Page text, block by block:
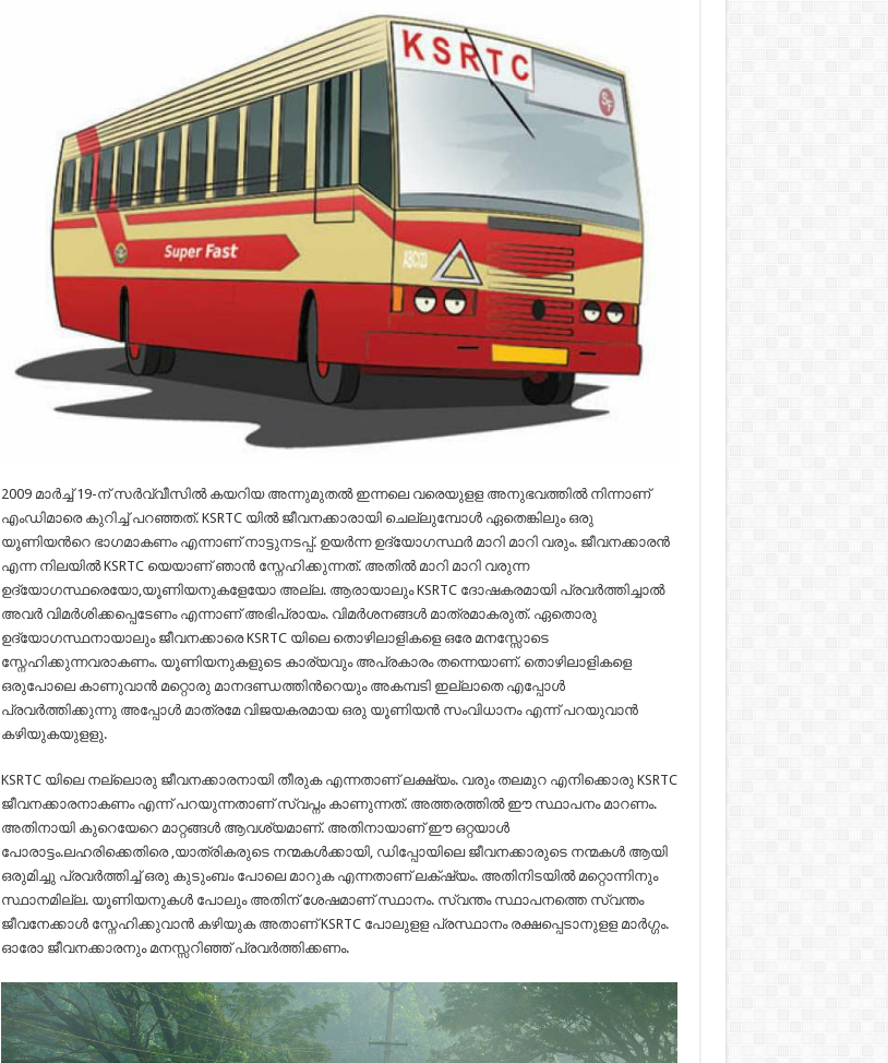
2009 മാര്‍ച്ച് 19-ന് സര്‍വ്വീസില്‍ കയറിയ അന്നുമുതല്‍ ഇന്നലെ വരെയുളള അനുഭവത്തില്‍ നിന്നാണ്
എംഡിമാരെ കുറിച്ച് പറഞ്ഞത്. KSRTC യില്‍ ജീവനക്കാരായി ചെല്ലുമ്പോള്‍ ഏതെങ്കിലും ഒരു
യൂണിയന്‍റെ ഭാഗമാകണം എന്നാണ് നാട്ടുനടപ്പ്. ഉയര്‍ന്ന ഉദ്യോഗസ്ഥര്‍ മാറി മാറി വരും. ജീവനക്കാരന്‍
എന്ന നിലയില്‍ KSRTC യെയാണ് ഞാന്‍ സ്നേഹിക്കുന്നത്. അതില്‍ മാറി മാറി വരുന്ന
ഉദ്യോഗസ്ഥരെയോ,യൂണിയനുകളേയോ അല്ല. ആരായാലും KSRTC ദോഷകരമായി പ്രവര്‍ത്തിച്ചാല്‍
അവര്‍ വിമര്‍ശിക്കപ്പെടേണം എന്നാണ് അഭിപ്രായം. വിമര്‍ശനങ്ങള്‍ മാത്രമാകരുത്. ഏതൊരു
ഉദ്യോഗസ്ഥനായാലും ജീവനക്കാരെ KSRTC യിലെ തൊഴിലാളികളെ ഒരേ മനസ്സോടെ
സ്നേഹിക്കുന്നവരാകണം. യൂണിയനുകളുടെ കാര്യവും അപ്രകാരം തന്നെയാണ്. തൊഴിലാളികളെ
ഒരുപോലെ കാണുവാന്‍ മറ്റൊരു മാനദണ്ഡത്തിന്‍റെയും അകമ്പടി ഇല്ലാതെ എപ്പോള്‍
പ്രവര്‍ത്തിക്കുന്നു അപ്പോള്‍ മാത്രമേ വിജയകരമായ ഒരു യൂണിയന്‍ സംവിധാനം എന്ന് പറയുവാന്‍
കഴിയുകയുളളു.
KSRTC യിലെ നല്ലൊരു ജീവനക്കാരനായി തീരുക എന്നതാണ് ലക്ഷ്യം. വരും തലമുറ എനിക്കൊരു KSRTC
ജീവനക്കാരനാകണം എന്ന് പറയുന്നതാണ് സ്വപ്നം കാണുന്നത്. അത്തരത്തില്‍ ഈ സ്ഥാപനം മാറണം.
അതിനായി കുറെയേറെ മാറ്റങ്ങള്‍ ആവശ്യമാണ്. അതിനായാണ് ഈ ഒറ്റയാള്‍
പോരാട്ടം.ലഹരിക്കെതിരെ ,യാത്രികരുടെ നന്മകള്‍ക്കായി, ഡിപ്പോയിലെ ജീവനക്കാരുടെ നന്മകള്‍ ആയി
ഒരുമിച്ചു പ്രവര്‍ത്തിച്ച് ഒരു കുടുംബം പോലെ മാറുക എന്നതാണ് ലക്‌ഷ്യം. അതിനിടയില്‍ മറ്റൊന്നിനും
സ്ഥാനമില്ല. യൂണിയനുകള്‍ പോലും അതിന് ശേഷമാണ് സ്ഥാനം. സ്വന്തം സ്ഥാപനത്തെ സ്വന്തം
ജീവനേക്കാള്‍ സ്നേഹിക്കുവാന്‍ കഴിയുക അതാണ് KSRTC പോലുളള പ്രസ്ഥാനം രക്ഷപ്പെടാനുളള മാര്‍ഗ്ഗം.
ഓരോ ജീവനക്കാരനും മനസ്സറിഞ്ഞ് പ്രവര്‍ത്തിക്കണം.